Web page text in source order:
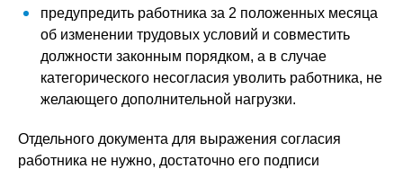
предупредить работника за 2 положенных месяца
об изменении трудовых условий и совместить
должности законным порядком, а в случае
категорического несогласия уволить работника, не
желающего дополнительной нагрузки.
Отдельного документа для выражения согласия
работника не нужно, достаточно его подписи